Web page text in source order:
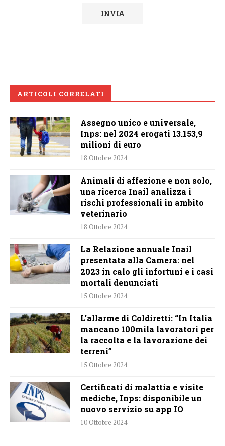
ARTICOLI CORRELATI
Assegno unico e universale,
Inps: nel 2024 erogati 13.153,9
milioni di euro
18 Ottobre 2024
Animali di affezione e non solo,
una ricerca Inail analizza i
rischi professionali in ambito
veterinario
18 Ottobre 2024
La Relazione annuale Inail
presentata alla Camera: nel
2023 in calo gli infortuni e i casi
mortali denunciati
15 Ottobre 2024
L’allarme di Coldiretti: “In Italia
mancano 100mila lavoratori per
la raccolta e la lavorazione dei
terreni”
15 Ottobre 2024
Certificati di malattia e visite
mediche, Inps: disponibile un
nuovo servizio su app IO
10 Ottobre 2024